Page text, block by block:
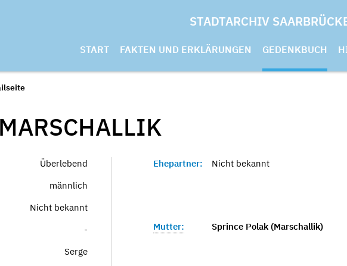
STADTARCHIV
START FAKTEN UND ERKLÄRUNGEN GEDENKBUCH
MARSCHALLIK
Überlebend
männlich
Nicht bekannt
-
Serge
Ehepartner: Nicht bekannt
Mutter: Sprince Polak (Marschallik)